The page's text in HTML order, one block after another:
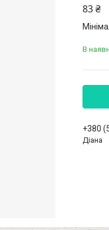
83 ₴
В
+380
Діана